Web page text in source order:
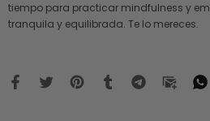
tiempo para practicar mindfulness y
tranquila y equilibrada. Te lo mereces.